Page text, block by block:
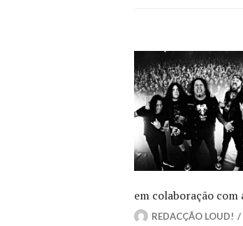
em colaboração com
REDACÇÃO LOUD!